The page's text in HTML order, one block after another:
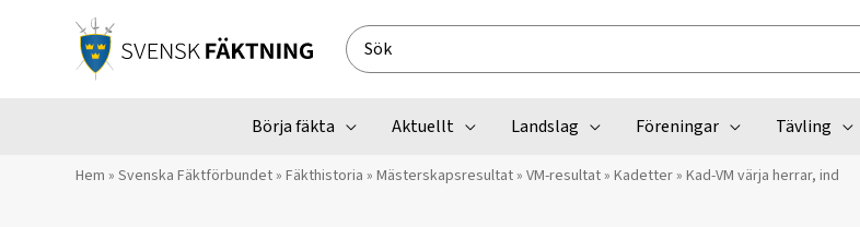
Search
for:
Börja fäkta Aktuellt Landslag Föreningar Tävling
Hem » Svenska Fäktförbundet» Fäkthistoria » Mästerskapsresultat» VM-resultat» Kadetter» Kad-VM värja herrar, ind